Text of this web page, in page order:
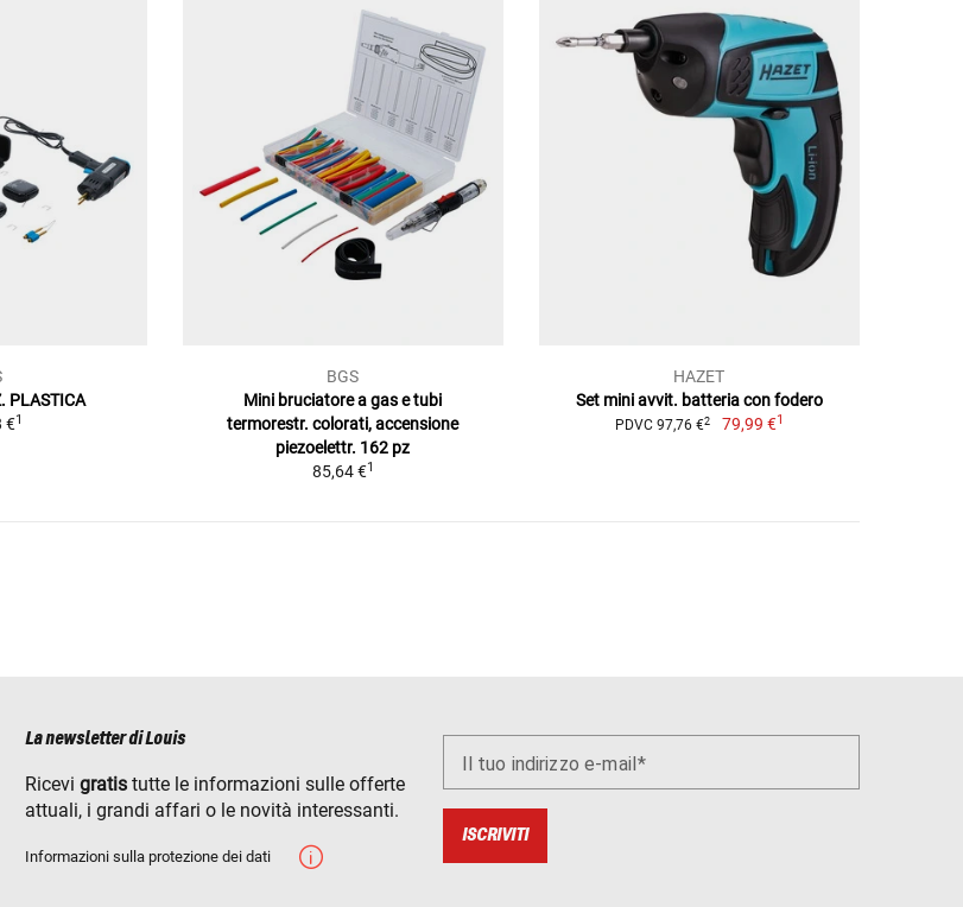
PLASTICA
€1
BGS
Mini bruciatore a gas e tubi
termorestr. colorati, accensione
piezoelettr. 162 pz
85,64 €1
HAZET
Set mini avvit. batteria con fodero
PDVC 97,76 €2 79,99 €1
La newsletter di Louis
Ricevi gratis tutte le informazioni sulle offerte
attuali, i grandi affari o le novità interessanti.
Informazioni sulla protezione dei dati
Il tuo indirizzo e-mail
ISCRIVITI